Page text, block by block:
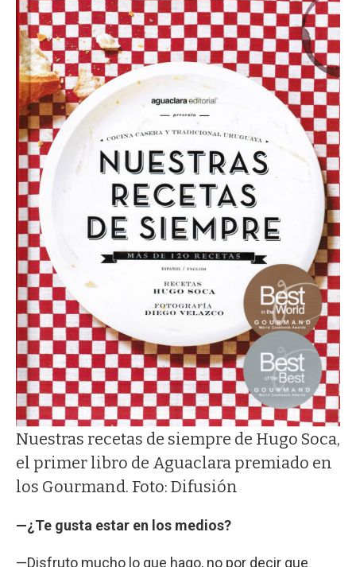
Nuestras recetas de siempre de Hugo Soca,
el primer libro de Aguaclara premiado en
los Gourmand. Foto: Difusión
—¿Te gusta estar en los medios?
—Disfruto mucho lo que hago, no por decir que